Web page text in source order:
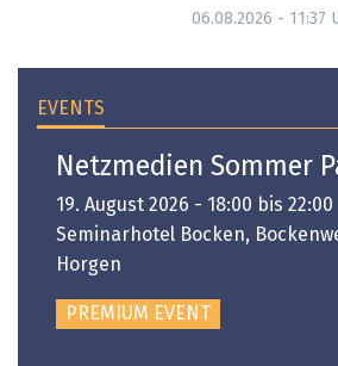
06.08.2026 - 11:37
EVENTS
Netzmedien Sommer
19. August 2026 - 18:00 bis 22:00
Seminarhotel Bocken,
Horgen
PREMIUM EVENT